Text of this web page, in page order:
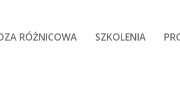
RÓŻNICOWA SZKOLENIA